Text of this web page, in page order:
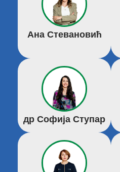
Ана Стевановић
др Софија Ступар